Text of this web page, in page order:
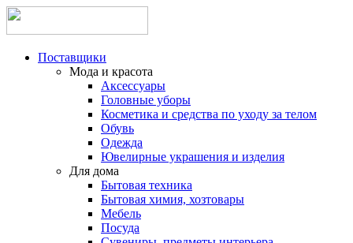
Поставщики
Мода и красота
Аксессуары
Головные уборы
Косметика и средства по уходу за телом
Обувь
Одежда
Ювелирные украшения и изделия
Для дома
Бытовая техника
Бытовая химия, хозтовары
Мебель
Посуда